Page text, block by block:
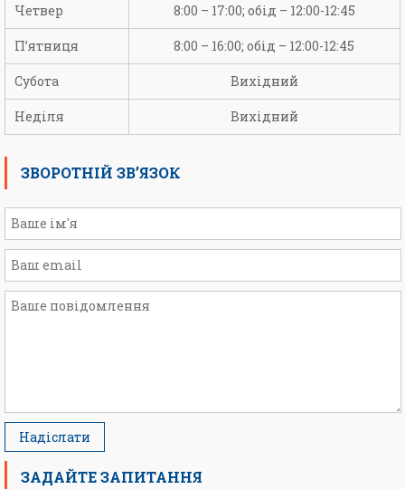
Четвер 8:00 – 17:00; обід – 12:00-12:45
П’ятниця 8:00 – 16:00; обід – 12:00-12:45
Субота Вихідний
Неділя Вихідний
ЗВОРОТНІЙ ЗВ’ЯЗОК
ЗАДАЙТЕ ЗАПИТАННЯ